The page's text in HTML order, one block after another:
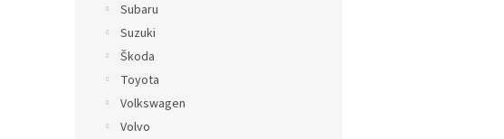
Subaru
Suzuki
Škoda
Toyota
Volkswagen
Volvo